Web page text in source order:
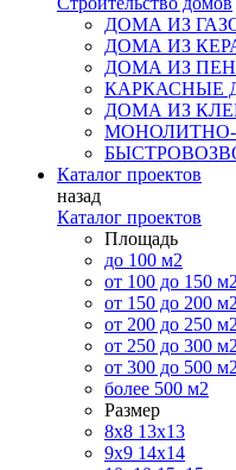
ДОМА ИЗ
ДОМА ИЗ
ДОМА ИЗ
КАРКАСНЫЕ
ДОМА ИЗ
Каталог проектов
назад
Каталог проектов
Площадь
до 100 м2
от 100 до 150 м2
от 150 до 200 м2
от 200 до 250 м2
от 250 до 300 м2
от 300 до 500 м2
более 500 м2
Размер
8х8 13х13
9х9 14х14